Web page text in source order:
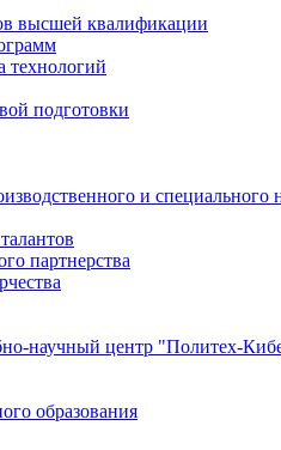
высшей квалификации
технологий
подготовки
и
партнерства
научный центр "Политех-
образования